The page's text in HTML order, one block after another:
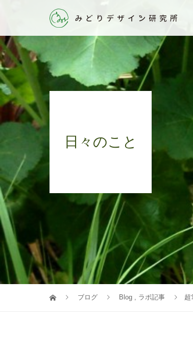
日々のこと
ブログ Blog , ラボ記事 超